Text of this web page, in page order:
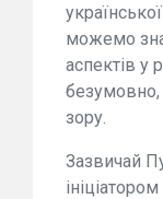
можемо
аспектів у
зору.
Зазвичай